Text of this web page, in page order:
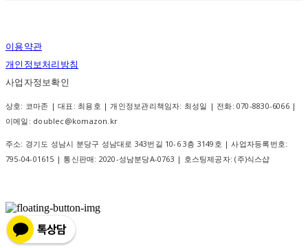
이용약관
개인정보처리방침
사업자정보확인
상호: 코마존 | 대표: 최용호 | 개인정보관리책임자: 최성일 | 전화: 070-8830-6066 |
이메일: doublec@komazon.kr
주소: 경기도 성남시 분당구 성남대로 343번길 10-6 3층 3149호 | 사업자등록번호:
795-04-01615 | 통신판매: 2020-성남분당A-0763 | 호스팅제공자: (주)식스샵